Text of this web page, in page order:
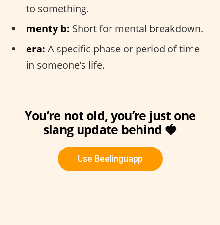
to something.
menty b: Short for mental breakdown.
era: A specific phase or period of time
in someone’s life.
You’re not old, you’re just one
slang update behind 🍓
Use Beelinguapp